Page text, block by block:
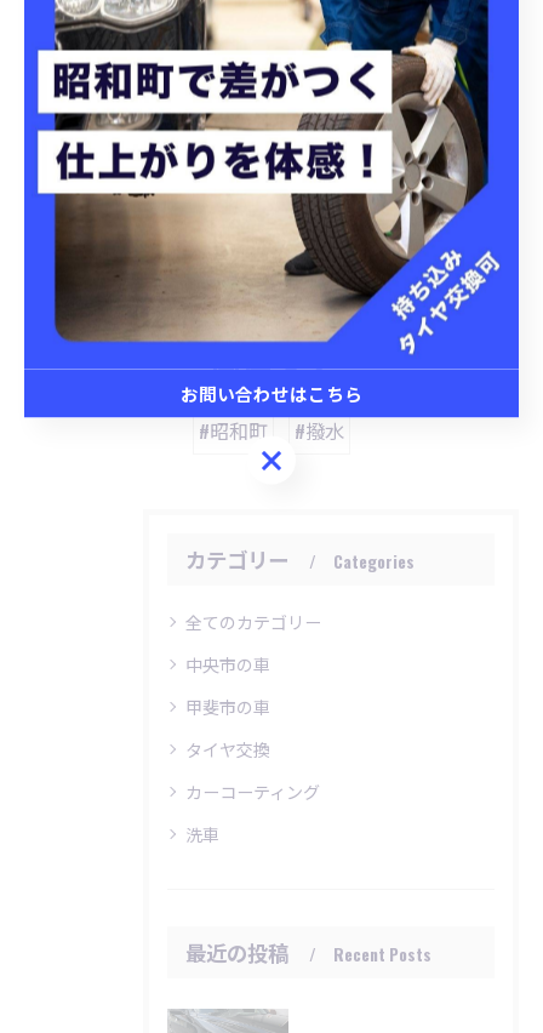
昭和町にてタイヤ交換を実施昭和町にて洗車プランを提
案
タイヤ交換 洗車
一覧に戻る 次のページ >
関連タグ
#昭和町 #撥水
カテゴリー Categories
全てのカテゴリー
中央市の車
甲斐市の車
タイヤ交換
カーコーティング
洗車
最近の投稿 Recent Posts
お問い合わせはこちら
お問い合わせはこちら